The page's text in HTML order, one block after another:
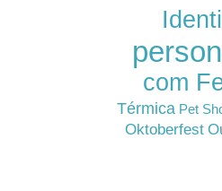
com
Térmica Pet
Oktoberfest